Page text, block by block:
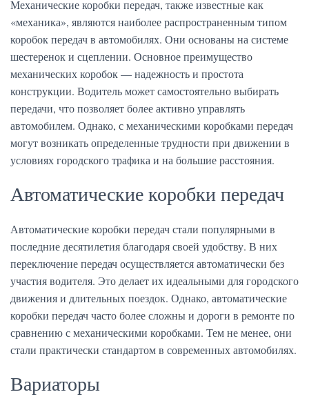
Механические коробки передач, также известные как
«механика», являются наиболее распространенным типом
коробок передач в автомобилях. Они основаны на системе
шестеренок и сцеплении. Основное преимущество
механических коробок — надежность и простота
конструкции. Водитель может самостоятельно выбирать
передачи, что позволяет более активно управлять
автомобилем. Однако, с механическими коробками передач
могут возникать определенные трудности при движении в
условиях городского трафика и на большие расстояния.
Автоматические коробки передач
Автоматические коробки передач стали популярными в
последние десятилетия благодаря своей удобству. В них
переключение передач осуществляется автоматически без
участия водителя. Это делает их идеальными для городского
движения и длительных поездок. Однако, автоматические
коробки передач часто более сложны и дороги в ремонте по
сравнению с механическими коробками. Тем не менее, они
стали практически стандартом в современных автомобилях.
Вариаторы